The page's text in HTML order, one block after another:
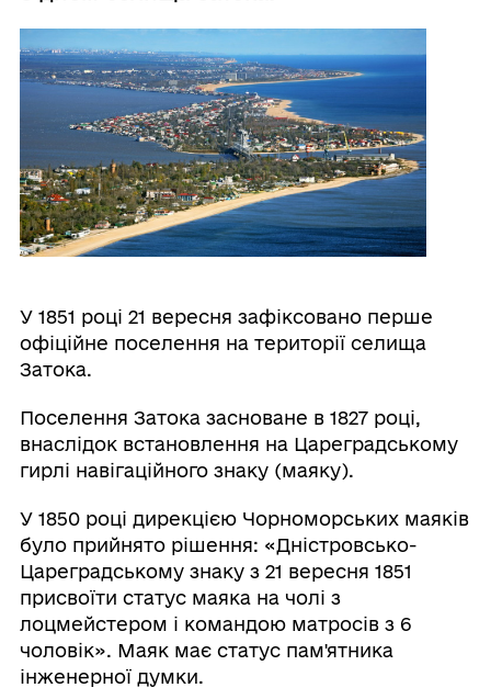
У 1851 році 21 вересня зафіксовано перше
офіційне поселення на території селища
Затока.
Поселення Затока засноване в 1827 році,
внаслідок встановлення на Цареградському
гирлі навігаційного знаку (маяку).
У 1850 році дирекцією Чорноморських маяків
було прийнято рішення: «Дністровсько-
Цареградському знаку з 21 вересня 1851
присвоїти статус маяка на чолі з
лоцмейстером і командою матросів з 6
чоловік». Маяк має статус пам'ятника
інженерної думки.